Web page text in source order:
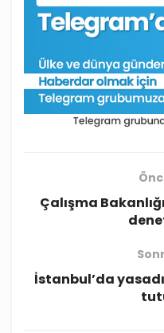
Çalışma
İstanbul’da